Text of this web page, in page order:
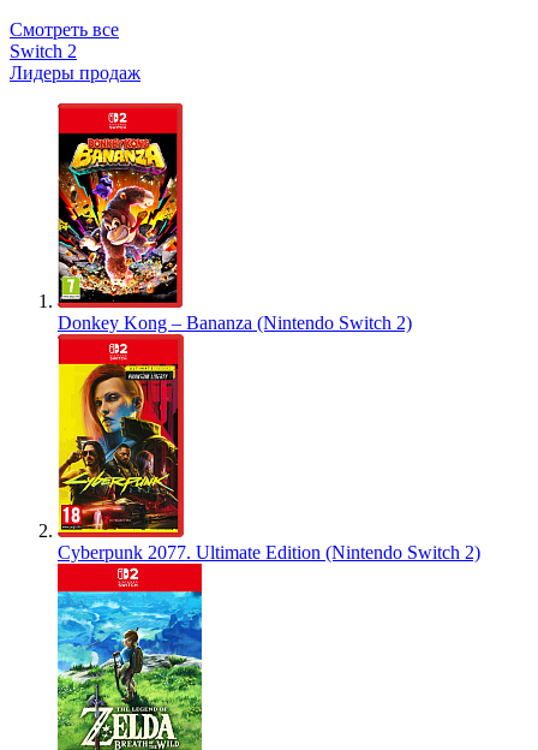
Смотреть все
Switch 2
Лидеры продаж
Donkey Kong – Bananza (Nintendo Switch 2)
Cyberpunk 2077. Ultimate Edition (Nintendo Switch 2)